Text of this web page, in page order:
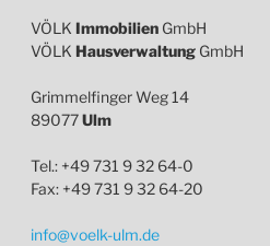
VÖLK Immobilien GmbH
VÖLK Hausverwaltung GmbH
Grimmelfinger Weg 14
89077Ulm
Tel.: +49 731 9 32 64-0
Fax: +49 731 9 32 64-20
info@voelk-ulm.de